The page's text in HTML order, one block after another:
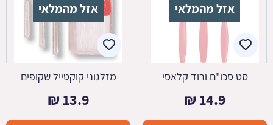
אזל מהמלאי
סט סכו"ם ורוד קלאסי
14.9
₪
אזל מהמלאי
מזלגוני קוקטייל שקופים
13.9
₪